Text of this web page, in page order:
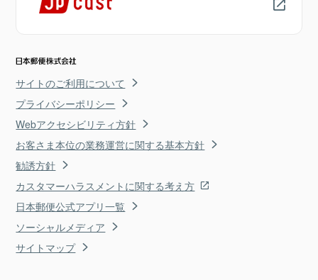
サイトのご利用について
プライバシーポリシー
Webアクセシビリティ方針
お客さま本位の業務運営に関する基本方針
勧誘方針
カスタマーハラスメントに関する考え方
日本郵便公式アプリ一覧
ソーシャルメディア
サイトマップ